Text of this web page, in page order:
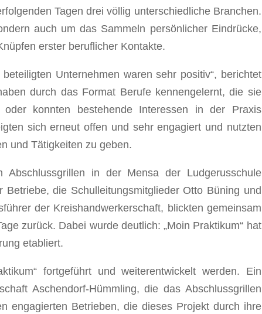
Tagen drei völlig unterschiedliche Branchen.
auch um das Sammeln persönlicher Eindrücke,
erster beruflicher Kontakte.
Unternehmen waren sehr positiv“, berichtet
durch das Format Berufe kennengelernt, die sie
konnten bestehende Interessen in der Praxis
sich erneut offen und sehr engagiert und nutzten
und Tätigkeiten zu geben.
Abschlussgrillen in der Mensa der Ludgerusschule
die Schulleitungsmitglieder Otto Büning und
der Kreishandwerkerschaft, blickten gemeinsam
zurück. Dabei wurde deutlich: „Moin Praktikum“ hat
etabliert.
fortgeführt und weiterentwickelt werden. Ein
Aschendorf-Hümmling, die das Abschlussgrillen
engagierten Betrieben, die dieses Projekt durch ihre